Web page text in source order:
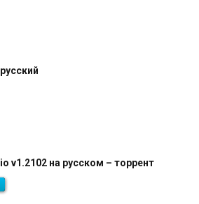
русский
v1.2102 на русском – торрент